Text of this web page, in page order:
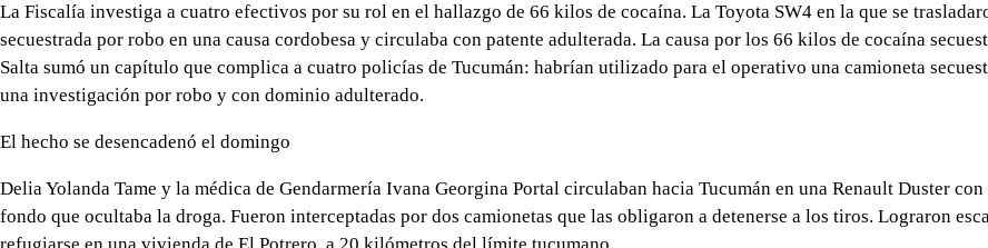
La Fiscalía investiga a cuatro efectivos por su rol en el hallazgo de 66 kilos de cocaína. La Toyota SW4 en la que se
secuestrada por robo en una causa cordobesa y circulaba con patente adulterada. La causa por los 66 kilos de cocaína
Salta sumó un capítulo que complica a cuatro policías de Tucumán: habrían utilizado para el operativo una camioneta
una investigación por robo y con dominio adulterado.
El hecho se desencadenó el domingo
Delia Yolanda Tame y la médica de Gendarmería Ivana Georgina Portal circulaban hacia Tucumán en una Renault Duster
fondo que ocultaba la droga. Fueron interceptadas por dos camionetas que las obligaron a detenerse a los tiros. Lograron